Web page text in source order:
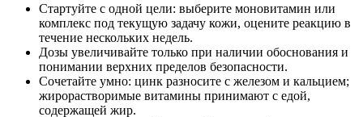
Стартуйте с одной цели: выберите моновитамин или
комплекс под текущую задачу кожи, оцените реакцию в
течение нескольких недель.
Дозы увеличивайте только при наличии обоснования и
понимании верхних пределов безопасности.
Сочетайте умно: цинк разносите с железом и кальцием;
жирорастворимые витамины принимают с едой,
содержащей жир.